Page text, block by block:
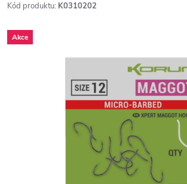
Kód produktu: K0310202
Akce